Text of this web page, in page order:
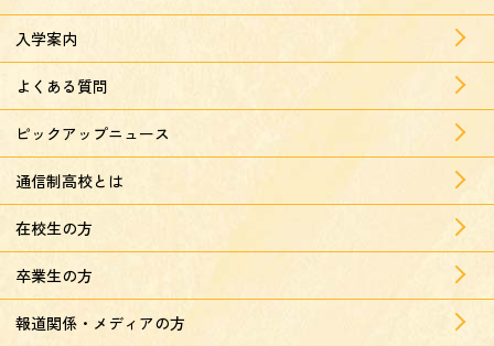
入学案内
よくある質問
ピックアップニュース
通信制高校とは
在校生の方
卒業生の方
報道関係・メディアの方